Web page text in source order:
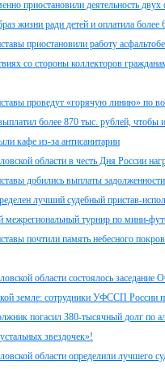
приостановили деятельность
жизни ради детей и оплатила
приостановили работу
со стороны коллекторов
проведут «горячую линию» по
более 870 тыс. рублей, чтобы
кафе из-за антисанитарии
области в честь Дня России
добились выплаты
лучший судебный пристав-
межрегиональный турнир по мини-
почтили память небесного
области состоялось заседание
земле: сотрудники УФССП России
погасил 380-тысячный долг по
звездочек»!
области определили лучшего